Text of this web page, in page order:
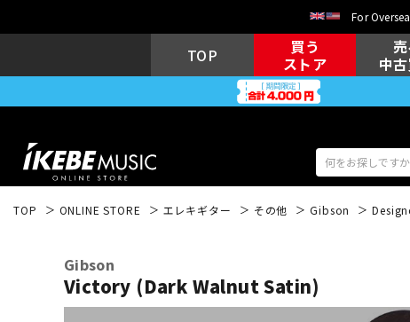
For
TOP
買う
ストア
中
TOP ONLINE STORE エレキギター その他 Gibson
Gibson
Victory (Dark Walnut Satin)